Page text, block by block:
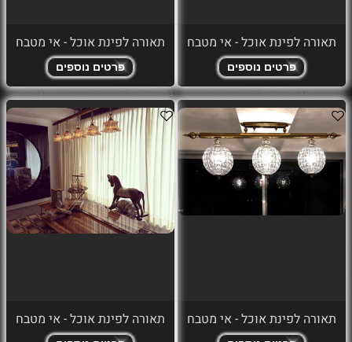
תאורה לפינת אוכל - אי מטבח
פרטים נוספים
תאורה לפינת אוכל - אי מטבח
פרטים נוספים
תאורה לפינת אוכל - אי מטבח תאורה לפינת אוכל - אי מטבח